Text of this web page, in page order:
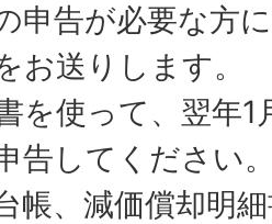
申告が必要な方
お送りします。
を使って、翌年1
告してください
帳、減価償却明